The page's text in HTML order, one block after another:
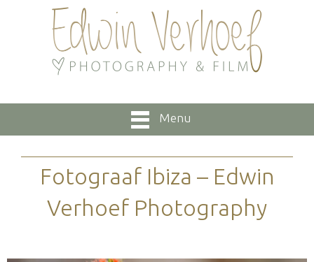
Menu
Fotograaf Ibiza – Edwin
Verhoef Photography